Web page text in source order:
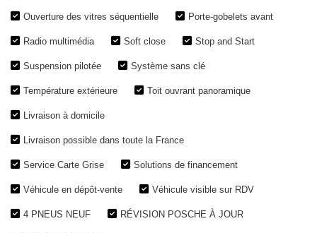
Ouverture des vitres séquentielle Porte-gobelets avant
Radio multimédia Soft close Stop and Start
Suspension pilotée Système sans clé
Température extérieure Toit ouvrant panoramique
Livraison à domicile
Livraison possible dans toute la France
Service Carte Grise Solutions de financement
Véhicule en dépôt-vente Véhicule visible sur RDV
4 PNEUS NEUF RÉVISION POSCHE À JOUR